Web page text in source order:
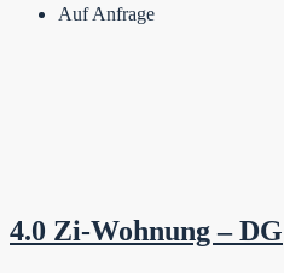
Auf Anfrage
4.0 Zi-Wohnung – DG